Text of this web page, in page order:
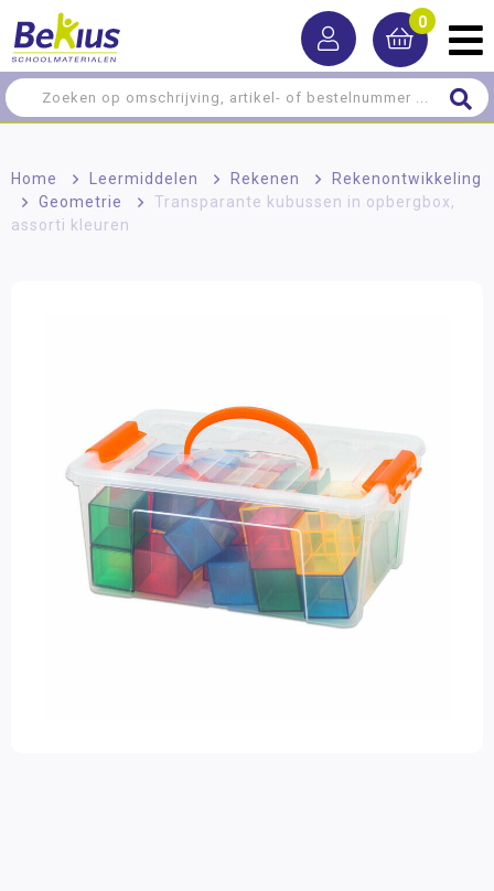
0
Home > Leermiddelen > Rekenen >
Rekenontwikkeling
>
Geometrie >
Transparante kubussen in opbergbox,
assorti kleuren